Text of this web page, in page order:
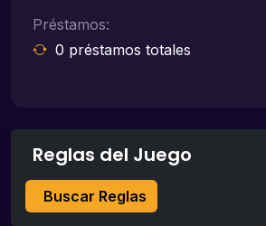
Préstamos:
0 préstamos totales
Reglas del Juego
Buscar Reglas